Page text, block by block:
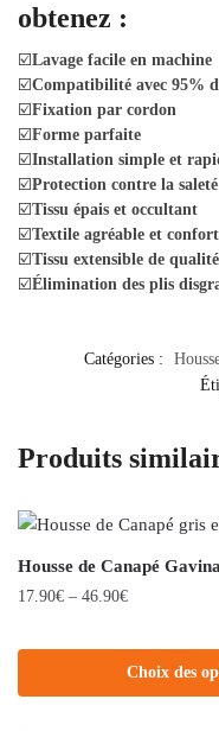
obtenez :
☑️Lavage facile en machine
☑️Compatibilité avec 95%
☑️Fixation par cordon
☑️Forme parfaite
☑️Installation simple et
☑️Protection contre la saleté
☑️Tissu épais et occultant
☑️Textile agréable et
☑️Tissu extensible de
☑️Élimination des plis
Catégories :
Produits
Housse de Canapé
17.90€ – 46.90€
Choix des